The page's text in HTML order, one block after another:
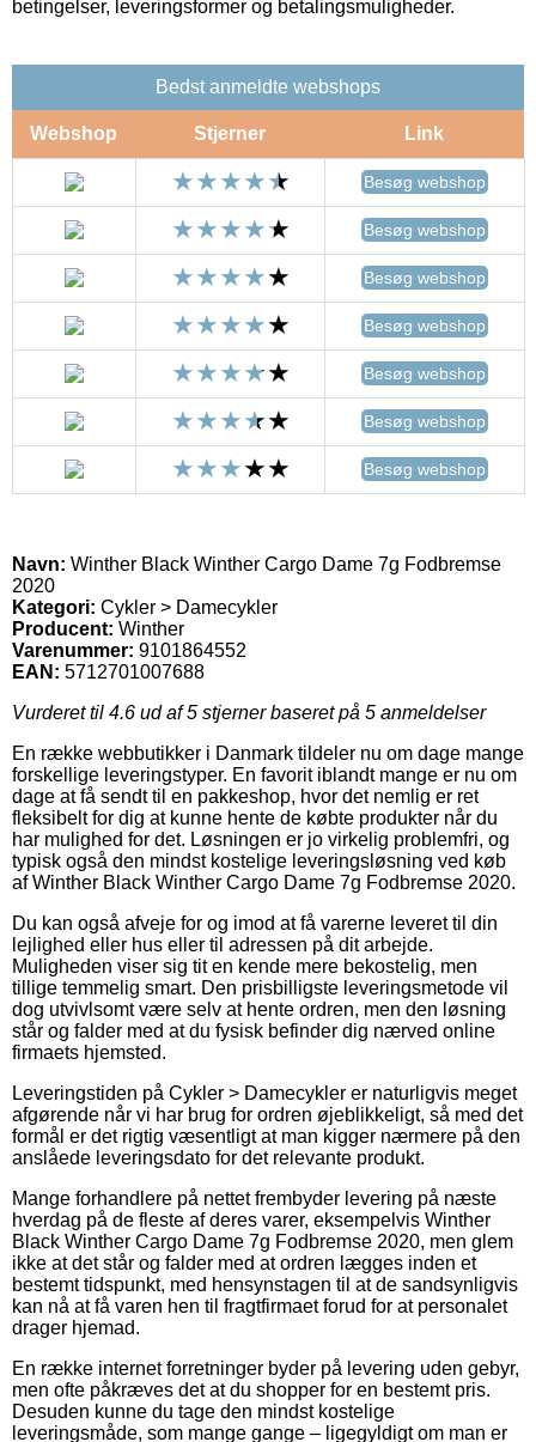
betingelser, leveringsformer og betalingsmuligheder.
Bedst anmeldte webshops
Webshop Stjerner Link
Besøg webshop
Besøg webshop
Besøg webshop
Besøg webshop
Besøg webshop
Besøg webshop
Besøg webshop
Navn: Winther Black Winther Cargo Dame 7g Fodbremse
2020
Kategori: Cykler > Damecykler
Producent: Winther
Varenummer: 9101864552
EAN: 5712701007688
Vurderet til 4.6 ud af 5 stjerner baseret på 5 anmeldelser
En række webbutikker i Danmark tildeler nu om dage mange
forskellige leveringstyper. En favorit iblandt mange er nu om
dage at få sendt til en pakkeshop, hvor det nemlig er ret
fleksibelt for dig at kunne hente de købte produkter når du
har mulighed for det. Løsningen er jo virkelig problemfri, og
typisk også den mindst kostelige leveringsløsning ved køb
af Winther Black Winther Cargo Dame 7g Fodbremse 2020.
Du kan også afveje for og imod at få varerne leveret til din
lejlighed eller hus eller til adressen på dit arbejde.
Muligheden viser sig tit en kende mere bekostelig, men
tillige temmelig smart. Den prisbilligste leveringsmetode vil
dog utvivlsomt være selv at hente ordren, men den løsning
står og falder med at du fysisk befinder dig nærved online
firmaets hjemsted.
Leveringstiden på Cykler > Damecykler er naturligvis meget
afgørende når vi har brug for ordren øjeblikkeligt, så med det
formål er det rigtig væsentligt at man kigger nærmere på den
anslåede leveringsdato for det relevante produkt.
Mange forhandlere på nettet frembyder levering på næste
hverdag på de fleste af deres varer, eksempelvis Winther
Black Winther Cargo Dame 7g Fodbremse 2020, men glem
ikke at det står og falder med at ordren lægges inden et
bestemt tidspunkt, med hensynstagen til at de sandsynligvis
kan nå at få varen hen til fragtfirmaet forud for at personalet
drager hjemad.
En række internet forretninger byder på levering uden gebyr,
men ofte påkræves det at du shopper for en bestemt pris.
Desuden kunne du tage den mindst kostelige
leveringsmåde, som mange gange – ligegyldigt om man er